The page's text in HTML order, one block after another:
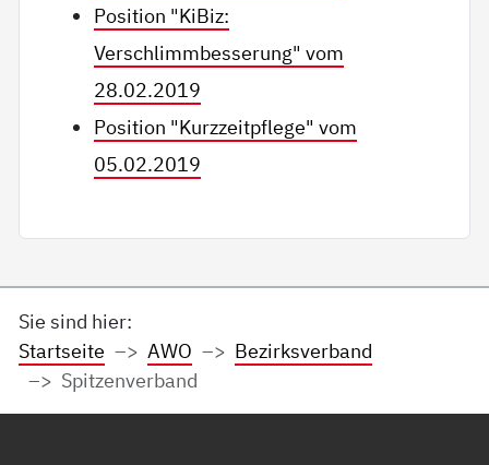
Position "KiBiz:
Verschlimmbesserung" vom
28.02.2019
Position "Kurzzeitpflege" vom
05.02.2019
Sie sind hier:
Startseite
AWO
Bezirksverband
Spitzenverband